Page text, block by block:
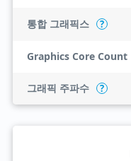
통합 그래픽스 ?
Graphics Core Count
그래픽 주파수 ?